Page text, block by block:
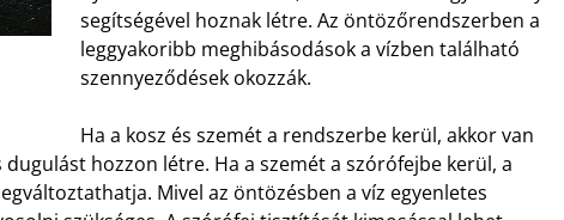
segítségével hoznak létre. Az öntözőrendszerben a
leggyakoribb meghibásodások a vízben található
szennyeződések okozzák.
Ha a kosz és szemét a rendszerbe kerül, akkor van
hozzon létre. Ha a szemét a szórófejbe kerül, a
Mivel az öntözésben a víz egyenletes